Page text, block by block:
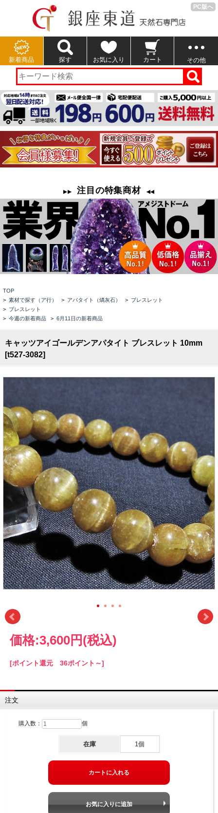
PC版へ
新着商品 探す お気に入り カート その他
TOP
> 素材で探す（ア行） > アパタイト（燐灰石） > ブレスレット
> ブレスレット
> 今週の新着商品 > 6月11日の新着商品
キャッツアイゴールデンアパタイト ブレスレット 10mm
[t527-3082]
価格:3,600円 (税込)
[ポイント還元 36ポイント～]
注文
購入数： 個
在庫 1個